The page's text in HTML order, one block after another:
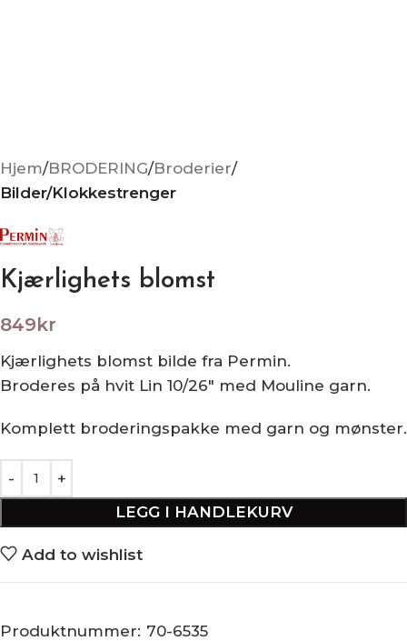
Hjem BRODERING Broderier
Bilder/Klokkestrenger
Kjærlighets blomst
849kr
Kjærlighets blomst bilde fra Permin.
Broderes på hvit Lin 10/26″ med Mouline garn.
Komplett broderingspakke med garn og mønster.
LEGG I HANDLEKURV
Add to wishlist
Produktnummer: 70-6535